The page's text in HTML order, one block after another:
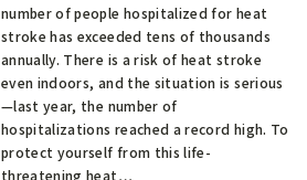
number of people hospitalized for heat
stroke has exceeded tens of thousands
annually. There is a risk of heat stroke
even indoors, and the situation is serious
—last year, the number of
hospitalizations reached a record high. To
protect yourself from this life-
threatening heat…